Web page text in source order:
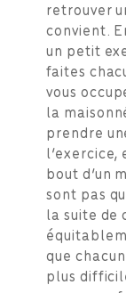
retrouver
convient.
un petit
faites
vous
la
prendre
l’exercice,
bout d’un
sont pas
la suite de
que
plus